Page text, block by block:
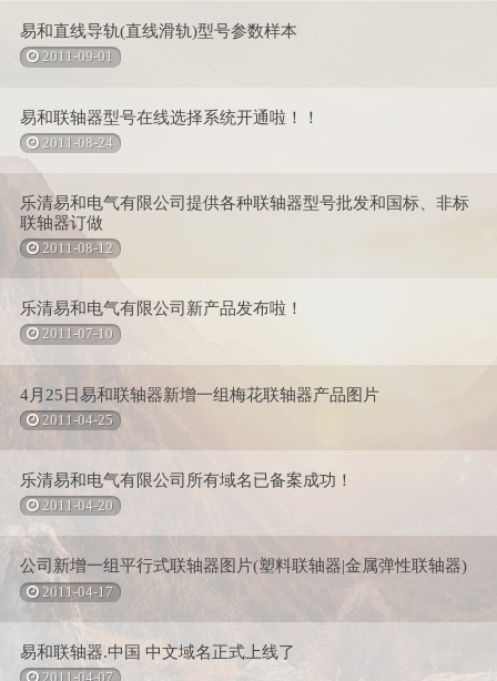
易和直线导轨(直线滑轨)型号参数样本
2011-09-01
易和联轴器型号在线选择系统开通啦！！
2011-08-24
乐清易和电气有限公司提供各种联轴器型号批发和国标、非标
联轴器订做
2011-08-12
乐清易和电气有限公司新产品发布啦！
2011-07-10
4月25日易和联轴器新增一组梅花联轴器产品图片
2011-04-25
乐清易和电气有限公司所有域名已备案成功！
2011-04-20
公司新增一组平行式联轴器图片(塑料联轴器|金属弹性联轴器)
2011-04-17
易和联轴器.中国 中文域名正式上线了
2011-04-07